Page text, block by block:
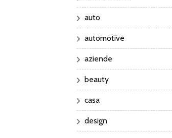
auto
automotive
aziende
beauty
casa
design